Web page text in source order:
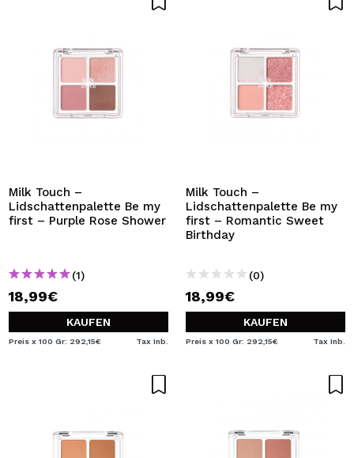
Milk Touch –
Lidschattenpalette Be my
first – Purple Rose Shower
(1)
18,99€
KAUFEN
Preis x 100 Gr: 292,15€ Tax Inb.
Milk Touch –
Lidschattenpalette Be my
first – Romantic Sweet
Birthday
(0)
18,99€
KAUFEN
Preis x 100 Gr: 292,15€ Tax Inb.